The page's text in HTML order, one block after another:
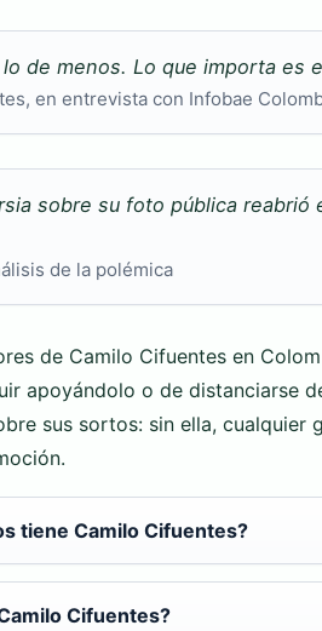
lo de menos. Lo que importa es
en entrevista con Infobae
sobre su foto pública
de la polémica
de Camilo Cifuentes en
apoyándolo o de distanciarse
sus sortos: sin ella,
tiene Camilo Cifuentes?
Cifuentes?